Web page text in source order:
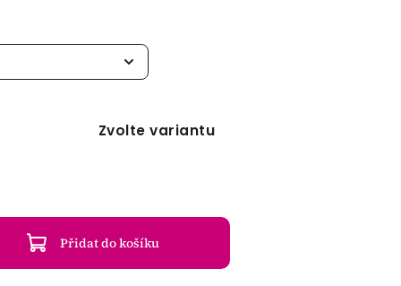
Zvolte variantu
Přidat do košíku